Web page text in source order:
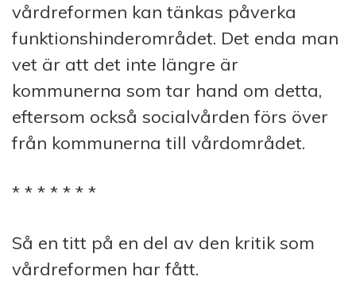
vårdreformen kan tänkas påverka
funktionshinderområdet. Det enda man
vet är att det inte längre är
kommunerna som tar hand om detta,
eftersom också socialvården förs över
från kommunerna till vårdområdet.
* * * * * * *
Så en titt på en del av den kritik som
vårdreformen har fått.